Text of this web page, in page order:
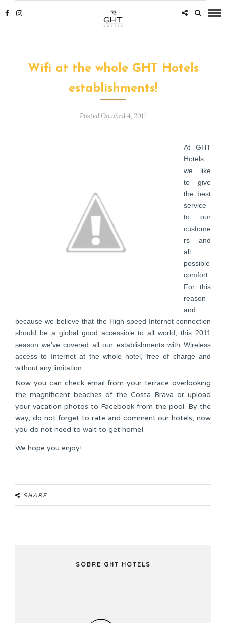
Wifi at the whole GHT Hotels
establishments!
Posted On abril 4, 2011
At GHT
Hotels
we like
to give
the best
service
to our
custome
rs and
all
possible
comfort.
For this
reason
and
because we believe that the High-speed Internet connection
should be a global good accessible to all world, this 2011
season we’ve covered all our establishments with Wireless
access to Internet at the whole hotel, free of charge and
without any limitation.
Now you can check email from your terrace overlooking
the magnificent beaches of the Costa Brava or upload
your vacation photos to Facebook from the pool. By the
way, do not forget to rate and comment our hotels, now
you do not need to wait to get home!
We hope you enjoy!
SHARE
SOBRE GHT HOTELS